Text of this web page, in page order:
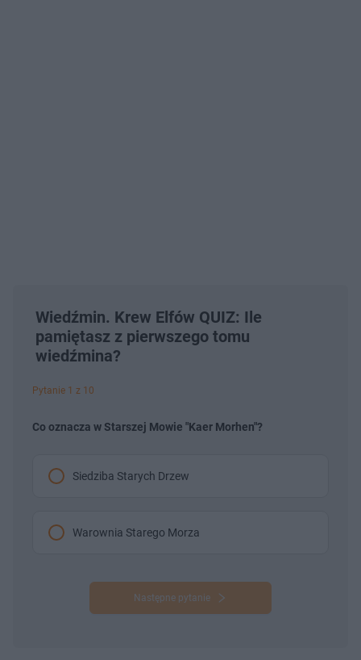
Wiedźmin. Krew Elfów QUIZ: Ile
pamiętasz z pierwszego tomu
wiedźmina?
Pytanie 1 z 10
Co oznacza w Starszej Mowie "Kaer Morhen"?
Siedziba Starych Drzew
Warownia Starego Morza
Następne pytanie